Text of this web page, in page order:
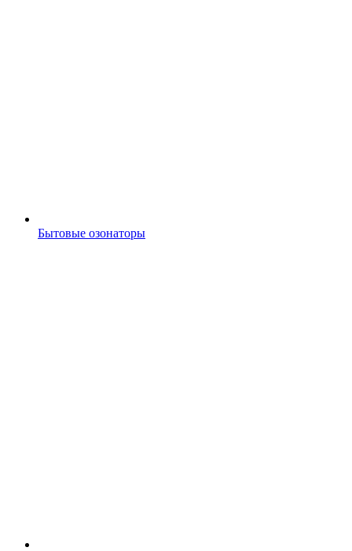
Бытовые озонаторы